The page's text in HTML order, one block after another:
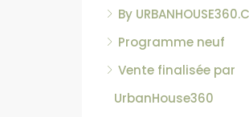
By
Programme neuf
Vente finalisée par
UrbanHouse360